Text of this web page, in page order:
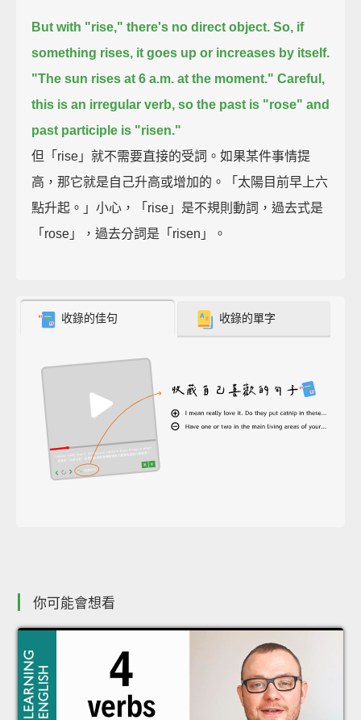
But with "rise," there's no direct object. So, if
something rises, it goes up or increases by itself.
"The sun rises at 6 a.m. at the moment." Careful,
this is an irregular verb, so the past is "rose" and
past participle is "risen."
但「rise」就不需要直接的受詞。如果某件事情提
高，那它就是自己升高或增加的。「太陽目前早上六
點升起。」小心，「rise」是不規則動詞，過去式是
「rose」，過去分詞是「risen」。
收錄的佳句 收錄的單字
你可能會想看